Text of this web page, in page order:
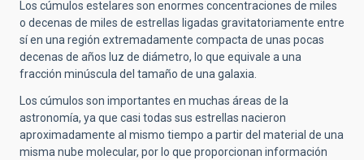
Los cúmulos estelares son enormes concentraciones de miles
o decenas de miles de estrellas ligadas gravitatoriamente entre
sí en una región extremadamente compacta de unas pocas
decenas de años luz de diámetro, lo que equivale a una
fracción minúscula del tamaño de una galaxia.
Los cúmulos son importantes en muchas áreas de la
astronomía, ya que casi todas sus estrellas nacieron
aproximadamente al mismo tiempo a partir del material de una
misma nube molecular, por lo que proporcionan información